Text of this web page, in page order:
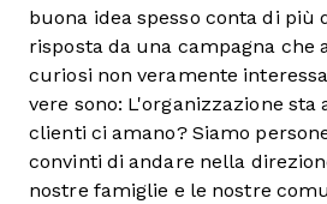
buona idea spesso conta di più
risposta da una campagna che
curiosi non veramente
vere sono: L'organizzazione sta
clienti ci amano? Siamo
convinti di andare nella
nostre famiglie e le nostre